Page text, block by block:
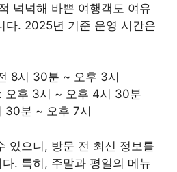
넉넉해 바쁜 여행객도 여유
다. 2025년 기준 운영 시간은
8시 30분 ~ 오후 3시
: 오후 3시 ~ 오후 4시 30분
30분 ~ 오후 7시
있으니, 방문 전 최신 정보를
. 특히, 주말과 평일의 메뉴